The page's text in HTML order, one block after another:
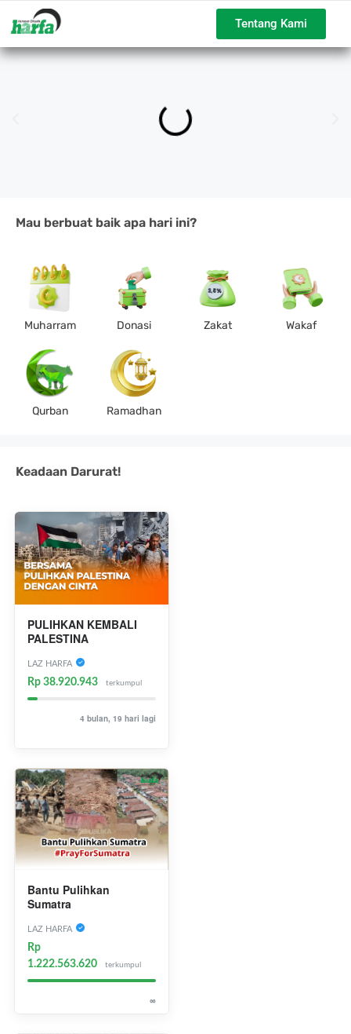
Tentang Kami
Mau berbuat baik apa hari ini?
Muharram Donasi Zakat Wakaf
Qurban Ramadhan
Keadaan Darurat!
PULIHKAN KEMBALI
PALESTINA
LAZ HARFA
Rp 38.920.943 terkumpul
4 bulan, 19 hari lagi
Bantu Pulihkan
Sumatra
LAZ HARFA
Rp
1.222.563.620
terkumpul
∞